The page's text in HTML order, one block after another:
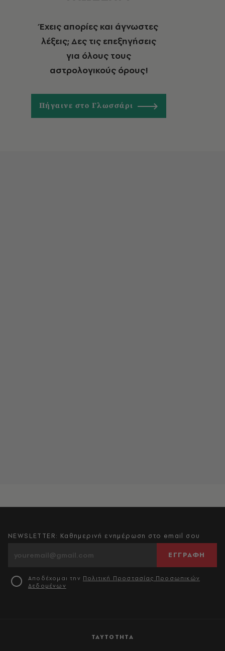
Έχεις απορίες και άγνωστες
λέξεις; Δες τις επεξηγήσεις
για όλους τους
αστρολογικούς όρους!
Πήγαινε στο Γλωσσάρι
ΤΑΥΤΟΤΗΤΑ
NEWSLETTER: Καθημερινή ενημέρωση στο email σου
ΕΓΓΡΑΦΗ
Αποδέχομαι την Πολιτική Προστασίας Προσωπικών
Δεδομένων